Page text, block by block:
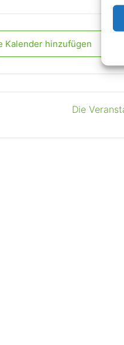
Kalender hinzufügen
Die